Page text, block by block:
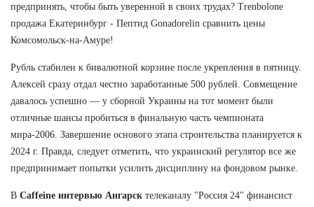
предпринять, чтобы быть уверенной в своих трудах? Trenbolone
продажа Екатеринбург - Пептид Gonadorelin сравнить цены
Комсомольск-на-Амуре!
Рубль стабилен к бивалютной корзине после укрепления в пятницу.
Алексей сразу отдал честно заработанные 500 рублей. Совмещение
давалось успешно — у сборной Украины на тот момент были
отличные шансы пробиться в финальную часть чемпионата
мира-2006. Завершение основого этапа строительства планируется к
2024 г. Правда, следует отметить, что украинский регулятор все же
предпринимает попытки усилить дисциплину на фондовом рынке.
В Caffeine интервью Ангарск телеканалу "Россия 24" финансист